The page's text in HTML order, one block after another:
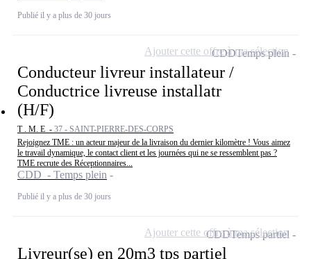
Publié il y a plus de 30 jours
Conducteur livreur installateur /
Conductrice livreuse installatr
(H/F)
T . M. E - 37 - SAINT-PIERRE-DES-CORPS
Rejoignez TME : un acteur majeur de la livraison du dernier kilomètre ! Vous aimez
le travail dynamique, le contact client et les journées qui ne se ressemblent pas ?
TME recrute des Réceptionnaires...
CDD - Temps plein
Publié il y a plus de 30 jours
CDDTemps plein
Ajouter cette offre à ma sélection
Livreur(se) en 20m3 tps partiel
CDDTemps partiel
Ajouter cette offre à ma sélection